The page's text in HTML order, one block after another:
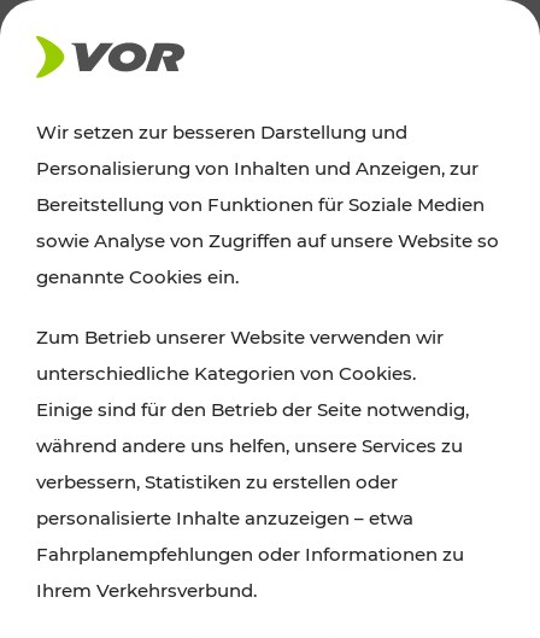
AKTUELLES
News
Alle wichtigen Meldungen zu Fahrplanänderungen,
finden Sie hier im Überblick.
Wir setzen zur besseren Darstellung und
Personalisierung von Inhalten und Anzeigen, zur
Bereitstellung von Funktionen für Soziale Medien
sowie Analyse von Zugriffen auf unsere Website so
genannte Cookies ein.
Zum Betrieb unserer Website verwenden wir
unterschiedliche Kategorien von Cookies.
Einige sind für den Betrieb der Seite notwendig,
während andere uns helfen, unsere Services zu
verbessern, Statistiken zu erstellen oder
personalisierte Inhalte anzuzeigen – etwa
Fahrplanempfehlungen oder Informationen zu
Ihrem Verkehrsverbund.